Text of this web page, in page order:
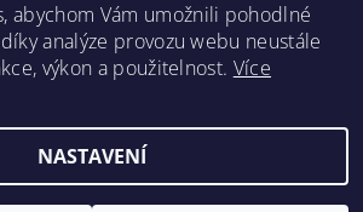
práva vyhrazenaUpravit nastavení cookies
abychom Vám umožnili pohodlné
analýze provozu webu neustále
výkon a použitelnost. Více
NASTAVENÍ